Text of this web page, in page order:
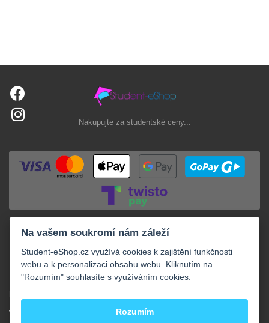
Nakupujte za studentské ceny...
VAŠE OBJEDNÁVKY
Na vašem soukromí nám záleží
Student-eShop.cz využívá cookies k zajištění funkčnosti
webu a k personalizaci obsahu webu. Kliknutím na
"Rozumím" souhlasíte s využíváním cookies.
Rozumím